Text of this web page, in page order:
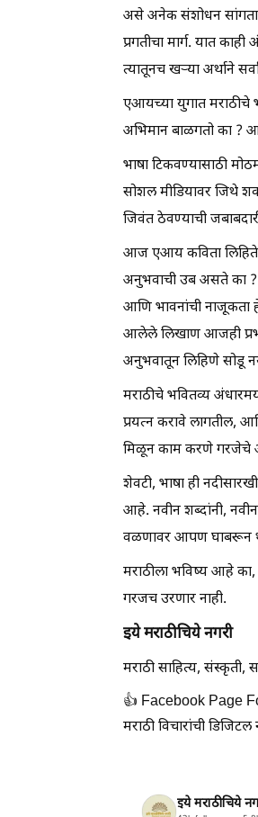
असे अनेक संशोधन
प्रगतीचा मार्ग. यात
त्यातूनच खऱ्या अर्थाने
एआयच्या युगात मराठीचे
अभिमान बाळगतो का ?
भाषा टिकवण्यासाठी
सोशल मीडियावर जिथे
जिवंत ठेवण्याची
आज एआय कविता लिहिते,
अनुभवाची उब असते का ? हे
आणि भावनांची
आलेले लिखाण आजही
अनुभवातून लिहिणे सोडू
मराठीचे भवितव्य
प्रयत्न करावे लागतील,
मिळून काम करणे गरजेचे
शेवटी, भाषा ही
आहे. नवीन शब्दांनी,
वळणावर आपण घाबरून
मराठीला भविष्य आहे का,
गरजच उरणार नाही.
इये मराठीचिये नगरी
मराठी साहित्य,
👍 Facebook Page
मराठी विचारांची डिजिटल
इये मराठीचिये